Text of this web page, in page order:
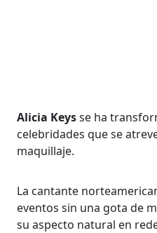
Alicia Keysse ha
celebridades que se
maquillaje.
La cantante
eventos sin una gota de
su aspecto natural en